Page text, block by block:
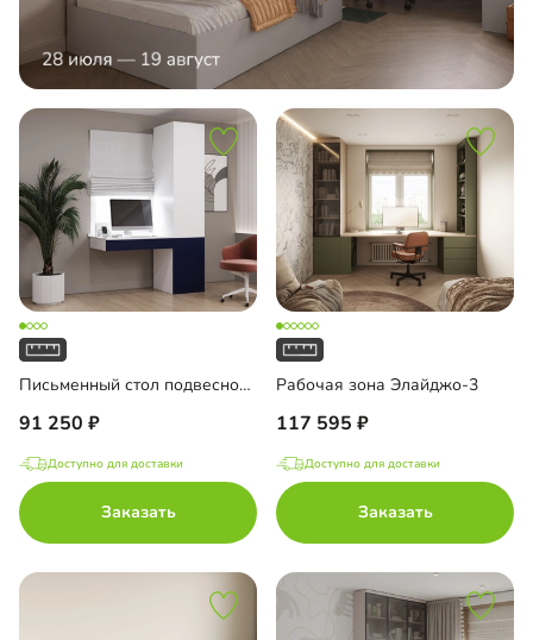
Письменный стол подвесной Мобаро-1
91 250
Доступно для доставки
Заказать
Рабочая зона Элайджо-3
117 595
Доступно для доставки
Заказать